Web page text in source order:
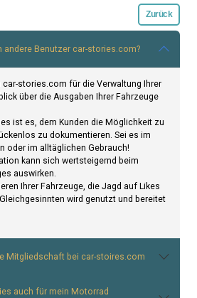
Zurück
andere Benutzer car-stories.com?
car-stories.com für die Verwaltung Ihrer
über die Ausgaben Ihrer Fahrzeuge
ist es, dem Kunden die Möglichkeit zu
zu dokumentieren. Sei es im
oder im alltäglichen Gebrauch!
kann sich wertsteigernd beim
auswirken.
Ihrer Fahrzeuge, die Jagd auf Likes
wird genutzt und bereitet
Mitgliedschaft bei car-stoires.com
auch für mein Motorrad